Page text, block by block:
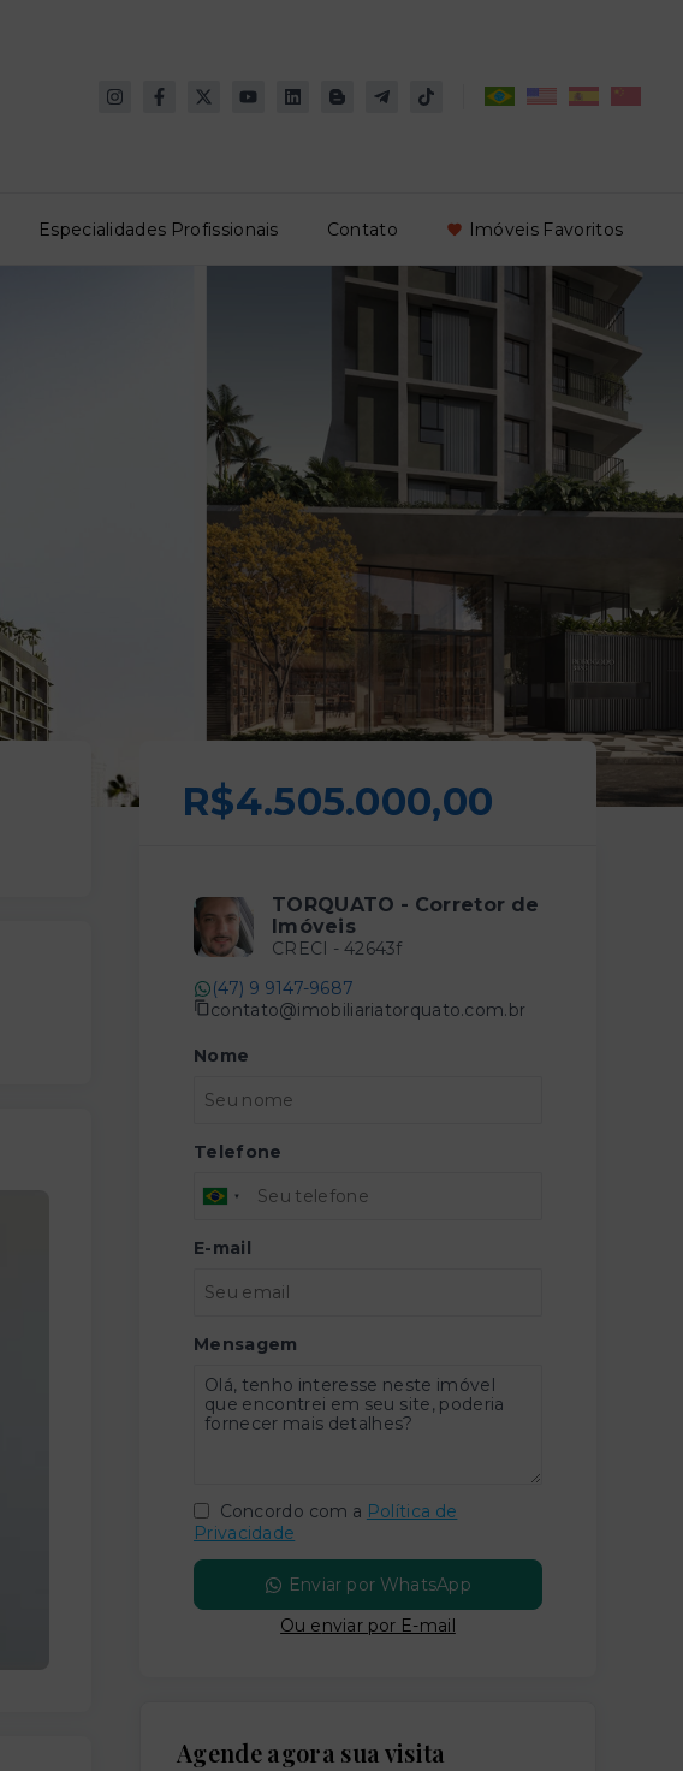
Especialidades Profissionais Contato Imóveis Favoritos
R$4.505.000,00
TORQUATO - Corretor de
Imóveis
CRECI - 42643f
(47) 9 9147-9687
contato@imobiliariatorquato.com.br
Nome
Telefone
E-mail
Mensagem
Concordo com a Política de
Privacidade
Enviar por WhatsApp
Ou enviar por E-mail
Agende agora sua visita